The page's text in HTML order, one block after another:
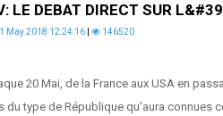
LE DEBAT DIRECT SUR
May 2018 12:24:16 146520
20 Mai, de la France aux USA en
type de République qu’aura connues